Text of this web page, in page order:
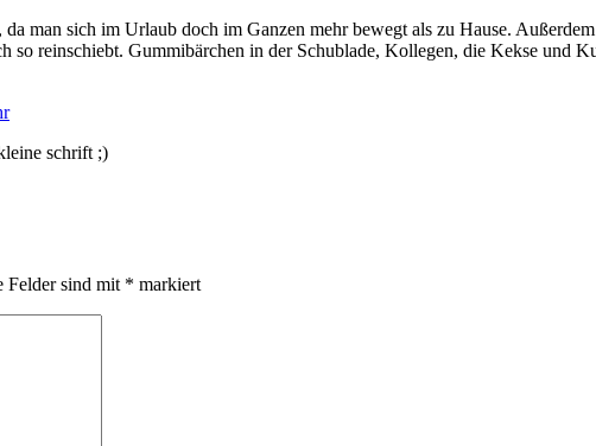
man sich im Urlaub doch im Ganzen mehr bewegt als zu Hause.
so reinschiebt. Gummibärchen in der Schublade, Kollegen, die Kekse und
schrift ;)
Felder sind mit * markiert